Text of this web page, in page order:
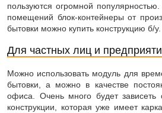
пользуются огромной
помещений блок-контейнеры от
бытовки можно купить конструкцию б/у.
Для частных лиц и
Можно использовать модуль для
бытовки, а можно в качестве
офиса. Очень много будет зависеть
конструкции, которая уже имеет